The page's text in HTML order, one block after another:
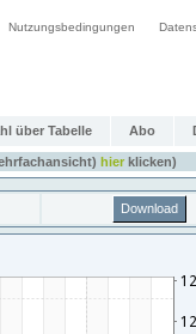
Nutzungsbedingungen
über Tabelle Abo
hierklicken)
Download